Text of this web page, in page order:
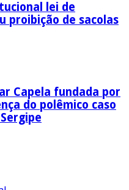
lei de
proibição de sacolas
Capela fundada por
do polêmico caso